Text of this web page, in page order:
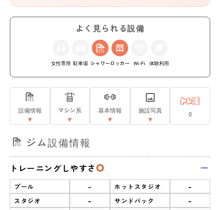
よく見られる設備
女性専用 駐車場 シャワー ロッカー Wi-Fi 体験利用
設備情報 マシン系 基本情報 施設写真 0
ジム設備情報
トレーニングしやすさ
プール - ホットスタジオ -
スタジオ - サンドバック -